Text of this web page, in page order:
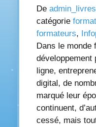
De
catégorie
formateurs,
Dans le monde
développement
ligne,
digital, de
marqué leur
continuent,
cessé, mais